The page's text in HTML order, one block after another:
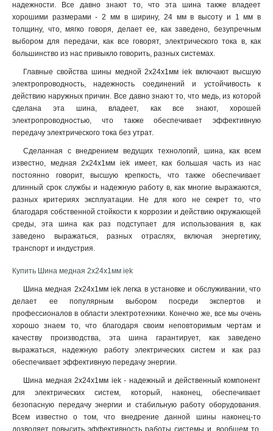
3x80x1мм 1
3x50x1мм 1
3x40x1мм 1
3x32x1мм
3x24x1мм 1
3x9x08мм 1
2x40x1мм 1
2x32x1мм
10х120х4000мм
10х80х4000мм 1
10х60х4000мм 1
10х50х4000мм 1
10х30х4000мм
6х50х4000мм 1
5х50х4000мм 1
5х40х4000мм 1
5х30х4000мм 1
5х25х4000мм
4х40х4000мм 1
4х25х4000мм
4х20х4000мм 1
3х40х4000мм 1
надежности. Все давно знают то, что эта шина также владеет
хорошими размерами - 2 мм в ширину, 24 мм в высоту и 1 мм в
толщину, что, мягко говоря, делает ее, как заведено, безупречным
выбором для передачи, как все говорят, электрического тока в, как
большинство из нас привыкло говорить, разных системах.
Главные свойства шины медной 2x24x1мм iek включают высшую
электропроводность, надежность соединений и устойчивость к
действию наружных причин. Все давно знают то, что медь, из которой
сделана эта шина, владеет, как все знают, хорошей
электропроводностью, что также обеспечивает эффективную
передачу электрического тока без утрат.
Сделанная с внедрением ведущих технологий, шина, как всем
известно, медная 2x24x1мм iek имеет, как большая часть из нас
постоянно говорит, высшую крепкость, что также обеспечивает
длинный срок службы и надежную работу в, как многие выражаются,
разных критериях эксплуатации. Не для кого не секрет то, что
благодаря собственной стойкости к коррозии и действию окружающей
среды, эта шина как раз подступает для использования в, как
заведено выражаться, разных отраслях, включая энергетику,
транспорт и индустрия.
Купить Шина медная 2x24x1мм iek
Шина медная 2x24x1мм iek легка в установке и обслуживании, что
делает ее популярным выбором посреди экспертов и
профессионалов в области электротехники. Конечно же, все мы очень
хорошо знаем то, что благодаря своим неповторимым чертам и
качеству производства, эта шина гарантирует, как заведено
выражаться, надежную работу электрических систем и как раз
обеспечивает эффективную передачу энергии.
Шина медная 2x24x1мм iek - надежный и действенный компонент
для электрических систем, который, наконец, обеспечивает
безопасную передачу энергии и стабильную работу оборудования.
Всем известно о том, что внедрение данной шины наконец-то
дозволяет повысить эффективность работы системы и, вообщем то,